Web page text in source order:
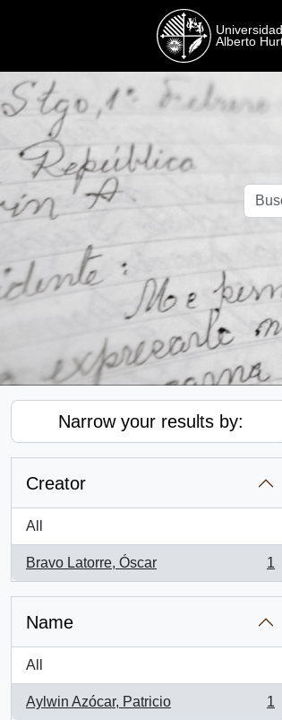
Narrow your results by:
Creator
All
Bravo Latorre, Óscar
, 1 results
1
Name
All
Aylwin Azócar, Patricio
, 1 results
1